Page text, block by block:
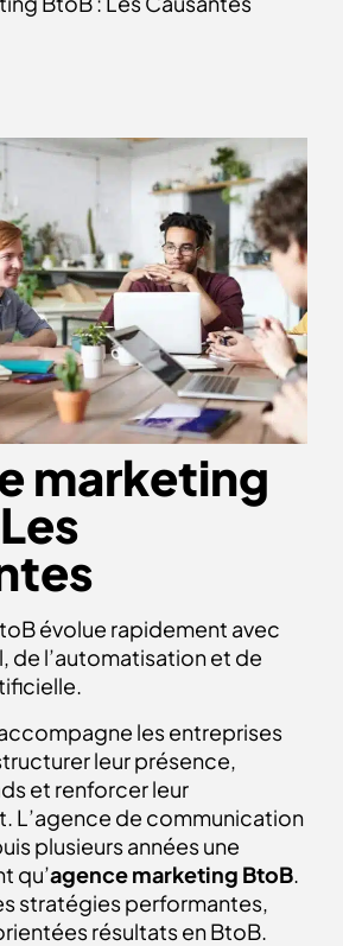
marketing
évolue rapidement avec
de l’automatisation et de
les entreprises
leur présence,
et renforcer leur
L’agence de communication
plusieurs années une
qu’agence marketing BtoB
stratégies performantes,
résultats en BtoB.